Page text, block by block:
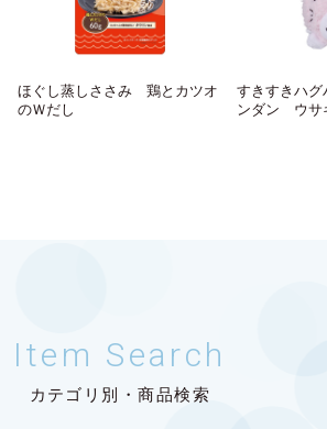
ほぐし蒸しささみ 鶏とカツオ
のＷだし
すきすきハ
ンダン ウサ
Item Search
カテゴリ別・商品検索